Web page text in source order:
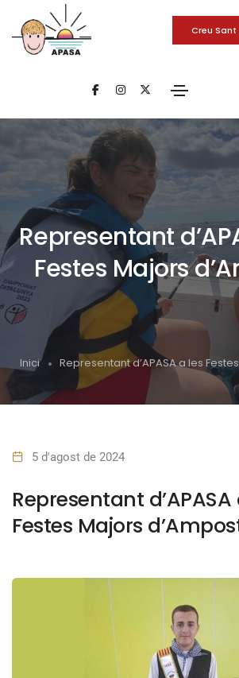
Creu
Representant
Festes Majors
Inici Representant d’APASA a les
5 d'agost de 2024
Representant d’APASA
Festes Majors